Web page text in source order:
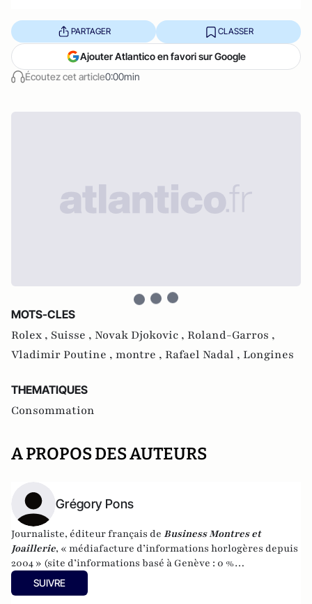
Écoutez cet article0:00min
PARTAGER CLASSER
Ajouter Atlantico en favori sur Google
MOTS-CLES
Rolex , Suisse , Novak Djokovic , Roland-Garros ,
Vladimir Poutine , montre , Rafael Nadal , Longines
THEMATIQUES
Consommation
A PROPOS DES AUTEURS
Grégory Pons
Journaliste, éditeur français de Business Montres et
Joaillerie, « médiafacture d’informations horlogères depuis
2004 » (site d’informations basé à Genève : 0 %
publicité-100 % liberté), spécialiste du marketing horloger
et de l’analyse des marchés de la montre.
SUIVRE